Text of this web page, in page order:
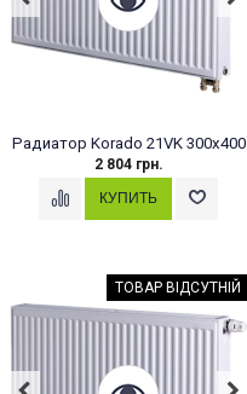
Радиатор Korado 21VK 300x400
2 804 грн.
ТОВАР ВІДСУТНІЙ